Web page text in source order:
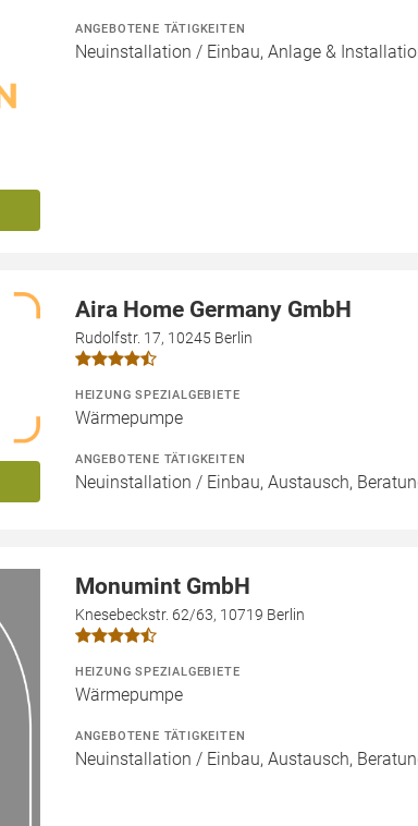
ANGEBOTENE TÄTIGKEITEN
Neuinstallation / Einbau, Anlage &
Aira Home Germany GmbH
Rudolfstr. 17, 10245 Berlin
HEIZUNG SPEZIALGEBIETE
Wärmepumpe
ANGEBOTENE TÄTIGKEITEN
Neuinstallation / Einbau, Austausch,
Monumint GmbH
Knesebeckstr. 62/63, 10719 Berlin
HEIZUNG SPEZIALGEBIETE
Wärmepumpe
ANGEBOTENE TÄTIGKEITEN
Neuinstallation / Einbau, Austausch,